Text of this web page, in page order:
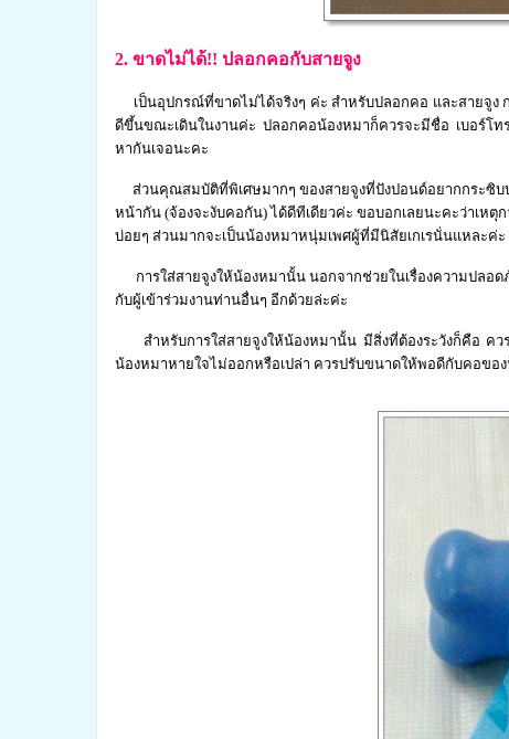
2. ขาดไม่ได้!! ปลอกคอกับสายจูง
เป็นอุปกรณ์ที่ขาดไม่ได้จริงๆ ค่ะ สำหรับปลอกคอ และสายจูง
ดีขึ้นขณะเดินในงานค่ะ ปลอกคอน้องหมาก็ควรจะมีชื่อ เบอร์โท
หากันเจอนะคะ
ส่วนคุณสมบัติที่พิเศษมากๆ ของสายจูงที่ปังปอนด์อยากกระซิบบ
หน้ากัน (จ้องจะงับคอกัน) ได้ดีทีเดียวค่ะ ขอบอกเลยนะคะว่าเห
บ่อยๆ ส่วนมากจะเป็นน้องหมาหนุ่มเพศผู้ที่มีนิสัยเกเรนั่นแหละค่ะ
การใส่สายจูงให้น้องหมานั้น นอกจากช่วยในเรื่องความปลอด
กับผู้เข้าร่วมงานท่านอื่นๆ อีกด้วยล่ะค่ะ
สำหรับการใส่สายจูงให้น้องหมานั้น มีสิ่งที่ต้องระวังก็คือ คว
น้องหมาหายใจไม่ออกหรือเปล่า ควรปรับขนาดให้พอดีกับคอขอ